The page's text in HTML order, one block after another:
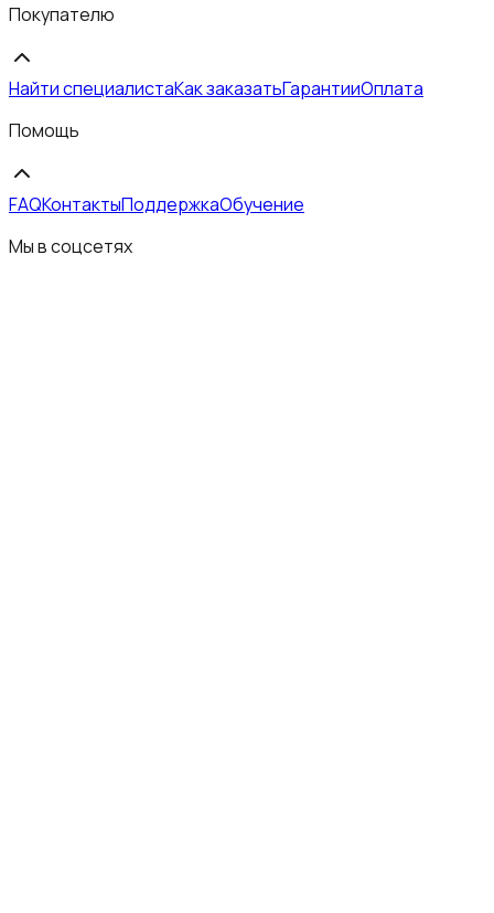
Покупателю
Найти специалистаКак заказатьГарантииОплата
Помощь
FAQКонтактыПоддержкаОбучение
Мы в соцсетях